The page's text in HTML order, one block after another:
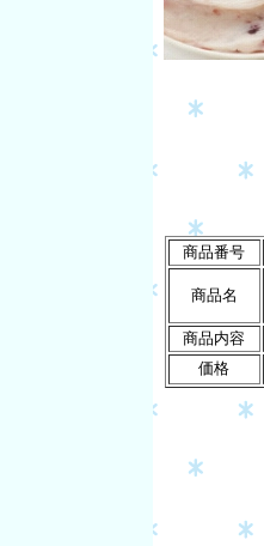
商品番号
商品名
商品内容
価格